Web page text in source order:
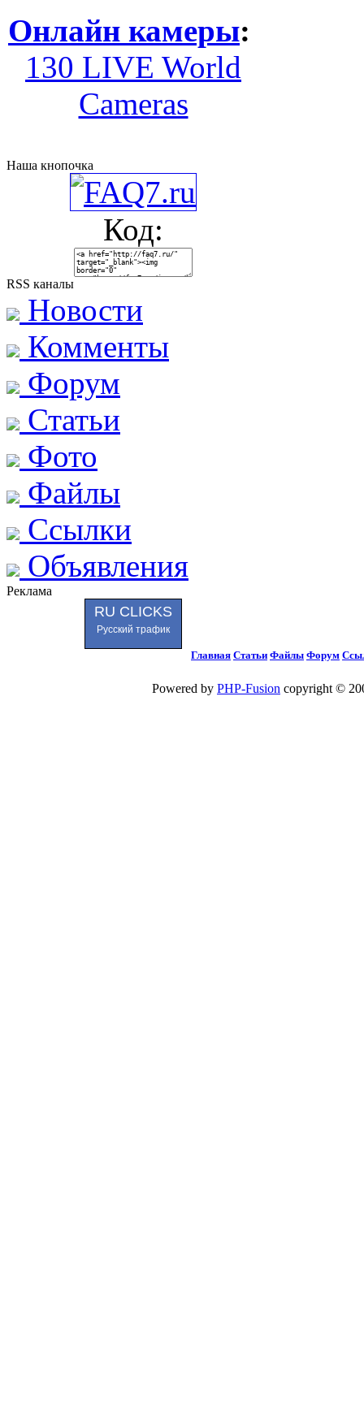
Онлайн камеры:
130 LIVE World
Cameras
Наша кнопочка
Код:
RSS каналы
Новости
Комменты
Форум
Статьи
Фото
Файлы
Ссылки
Объявления
Реклама
RU CLICKS
Русский трафик
Главная Статьи Файлы Форум
Powered by PHP-Fusion copyright ©